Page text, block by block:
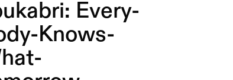
Every-
Knows-